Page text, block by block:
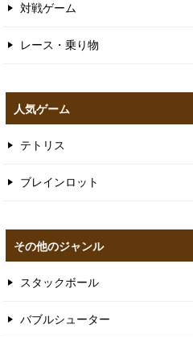
対戦ゲーム
レース・乗り物
人気ゲーム
テトリス
ブレインロット
その他のジャンル
スタックボール
バブルシューター